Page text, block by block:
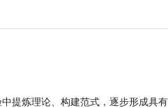
提炼理论、构建范式，逐步形成具